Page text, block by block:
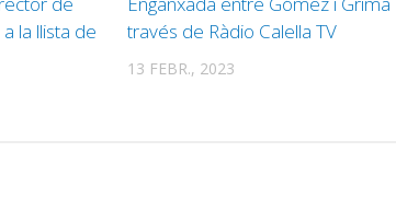
la llista de
través de Ràdio Calella TV
13 FEBR., 2023